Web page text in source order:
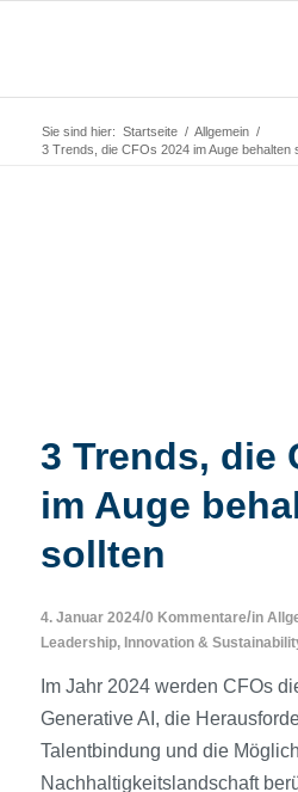
Sie sind hier: Startseite / Allgemein /
3 Trends, die CFOs 2024 im Auge behalten
3 Trends, die
im Auge
sollten
4. Januar 2024/0 Kommentare/in
Leadership, Innovation &
Im Jahr 2024 werden CFOs
Generative AI, die
Talentbindung und die
Nachhaltigkeitslandschaft